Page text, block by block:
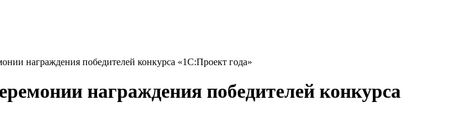
награждения победителей конкурса «1С:Проект года»
награждения победителей конкурса